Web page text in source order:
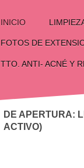
INICIO
FOTOS DE
TTO. ANTI- ACNÉ Y
DE APERTURA:
ACTIVO)